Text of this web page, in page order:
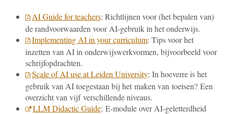
AI Guide for teachers: Richtlijnen voor (het bepalen van)
de randvoorwaarden voor AI-gebruik in het onderwijs.
Implementing AI in your curriculum: Tips voor het
inzetten van AI in onderwijswerkvormen, bijvoorbeeld voor
schrijfopdrachten.
Scale of AI use at Leiden University: In hoeverre is het
gebruik van AI toegestaan bij het maken van toetsen? Een
overzicht van vijf verschillende niveaus.
LLM Didactic Guide: E-module over AI-geletterdheid